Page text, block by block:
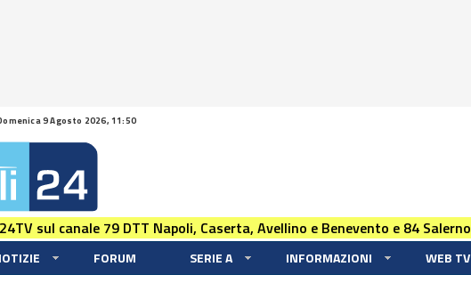
9 Agosto 2026, 11:50
sul canale 79 DTT Napoli, Caserta, Avellino e Benevento e 84 Salerno
FORUM SERIE A INFORMAZIONI WEB TV